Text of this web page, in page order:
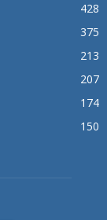
428
375
213
207
174
150